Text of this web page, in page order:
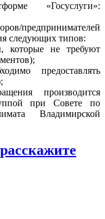
«Госуслуги»:
предпринимателей
следующих типов:
которые не требуют
предоставлять
производится
при Совете по
Владимирской